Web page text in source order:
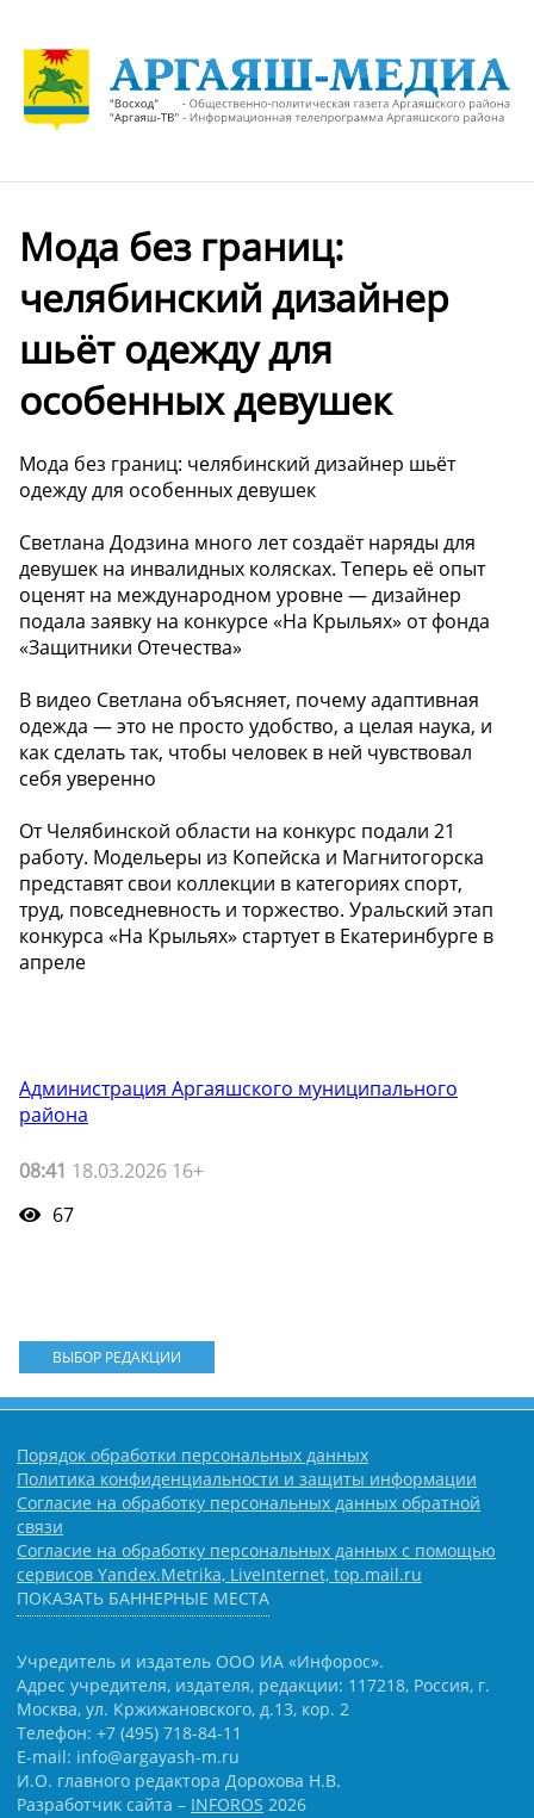
Мода без границ:
челябинский дизайнер
шьёт одежду для
особенных девушек
Мода без границ: челябинский дизайнер шьёт
одежду для особенных девушек
Светлана Додзина много лет создаёт наряды для
девушек на инвалидных колясках. Теперь её опыт
оценят на международном уровне — дизайнер
подала заявку на конкурсе «На Крыльях» от фонда
«Защитники Отечества»
В видео Светлана объясняет, почему адаптивная
одежда — это не просто удобство, а целая наука, и
как сделать так, чтобы человек в ней чувствовал
себя уверенно
От Челябинской области на конкурс подали 21
работу. Модельеры из Копейска и Магнитогорска
представят свои коллекции в категориях спорт,
труд, повседневность и торжество. Уральский этап
конкурса «На Крыльях» стартует в Екатеринбурге в
апреле
Администрация Аргаяшского муниципального
района
08:41 18.03.2026 16+
67
ВЫБОР РЕДАКЦИИ
Порядок обработки персональных данных
Политика конфиденциальности и защиты информации
Согласие на обработку персональных данных обратной
связи
Согласие на обработку персональных данных с помощью
сервисов Yandex.Metrika, LiveInternet, top.mail.ru
ПОКАЗАТЬ БАННЕРНЫЕ МЕСТА
Учредитель и издатель ООО ИА «Инфорос».
Адрес учредителя, издателя, редакции: 117218, Россия, г.
Москва, ул. Кржижановского, д.13, кор. 2
Телефон: +7 (495) 718-84-11
E-mail: info@argayash-m.ru
И.О. главного редактора Дорохова Н.В.
Разработчик сайта – INFOROS 2026